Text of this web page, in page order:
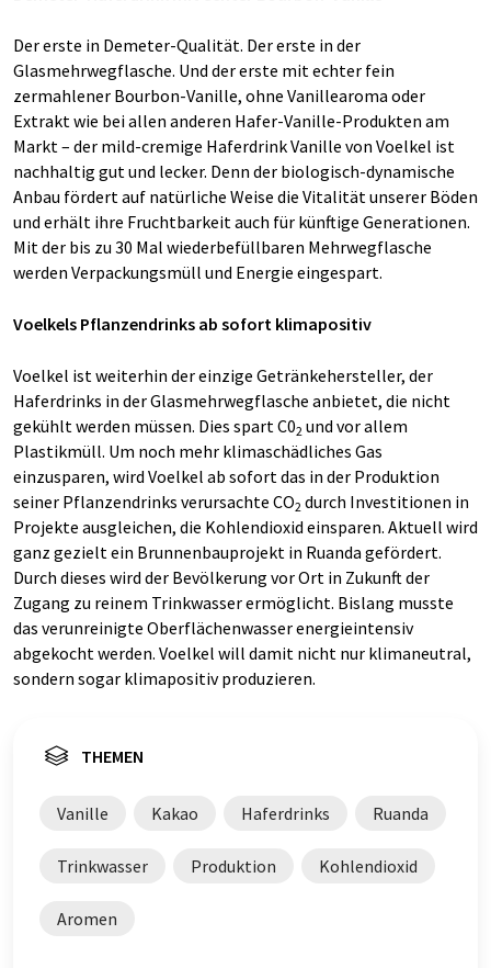
Der erste in Demeter-Qualität. Der erste in der
Glasmehrwegflasche. Und der erste mit echter fein
zermahlener Bourbon-Vanille, ohne Vanillearoma oder
Extrakt wie bei allen anderen Hafer-Vanille-Produkten am
Markt – der mild-cremige Haferdrink Vanille von Voelkel ist
nachhaltig gut und lecker. Denn der biologisch-dynamische
Anbau fördert auf natürliche Weise die Vitalität unserer Böden
und erhält ihre Fruchtbarkeit auch für künftige Generationen.
Mit der bis zu 30 Mal wiederbefüllbaren Mehrwegflasche
werden Verpackungsmüll und Energie eingespart.
Voelkels Pflanzendrinks ab sofort klimapositiv
Voelkel ist weiterhin der einzige Getränkehersteller, der
Haferdrinks in der Glasmehrwegflasche anbietet, die nicht
gekühlt werden müssen. Dies spart C02 und vor allem
Plastikmüll. Um noch mehr klimaschädliches Gas
einzusparen, wird Voelkel ab sofort das in der Produktion
seiner Pflanzendrinks verursachte CO2 durch Investitionen in
Projekte ausgleichen, die Kohlendioxid einsparen. Aktuell wird
ganz gezielt ein Brunnenbauprojekt in Ruanda gefördert.
Durch dieses wird der Bevölkerung vor Ort in Zukunft der
Zugang zu reinem Trinkwasser ermöglicht. Bislang musste
das verunreinigte Oberflächenwasser energieintensiv
abgekocht werden. Voelkel will damit nicht nur klimaneutral,
sondern sogar klimapositiv produzieren.
THEMEN
Vanille Kakao Haferdrinks Ruanda
Trinkwasser Produktion Kohlendioxid
Aromen